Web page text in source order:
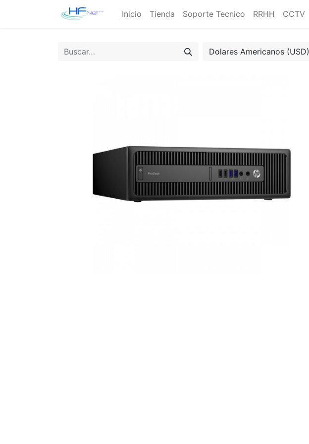
Inicio Tienda Soporte Tecnico RRHH CCTV
Dolares Americanos (USD)